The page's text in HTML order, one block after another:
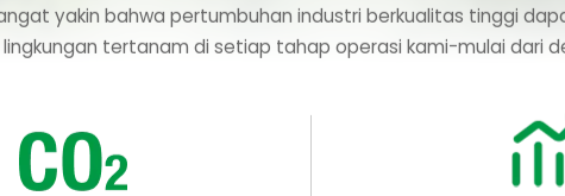
yakin bahwa pertumbuhan industri berkualitas tinggi
lingkungan tertanam di setiap tahap operasi kami-mulai dari